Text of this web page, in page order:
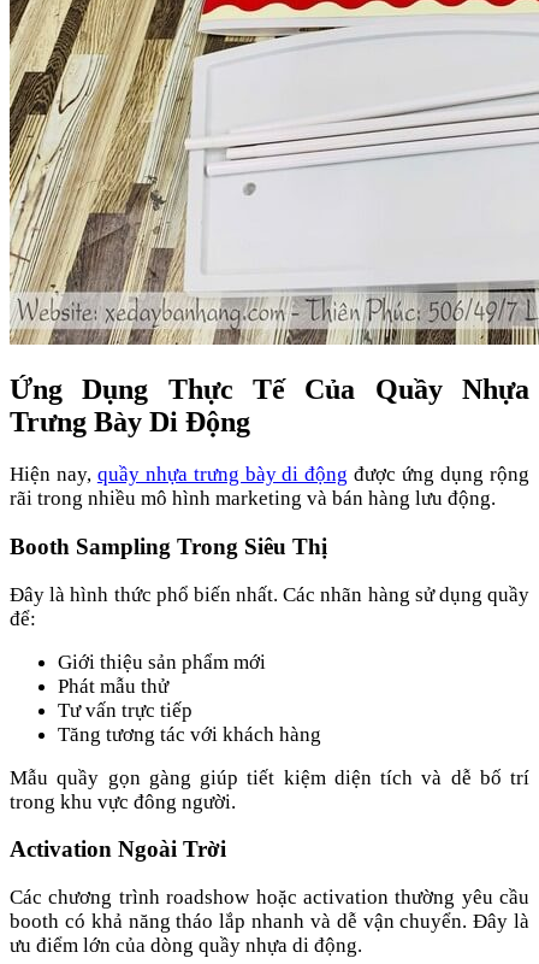
Ứng Dụng Thực Tế Của Quầy Nhựa
Trưng Bày Di Động
Hiện nay, quầy nhựa trưng bày di động được ứng dụng rộng
rãi trong nhiều mô hình marketing và bán hàng lưu động.
Booth Sampling Trong Siêu Thị
Đây là hình thức phổ biến nhất. Các nhãn hàng sử dụng quầy
để:
Giới thiệu sản phẩm mới
Phát mẫu thử
Tư vấn trực tiếp
Tăng tương tác với khách hàng
Mẫu quầy gọn gàng giúp tiết kiệm diện tích và dễ bố trí
trong khu vực đông người.
Activation Ngoài Trời
Các chương trình roadshow hoặc activation thường yêu cầu
booth có khả năng tháo lắp nhanh và dễ vận chuyển. Đây là
ưu điểm lớn của dòng quầy nhựa di động.